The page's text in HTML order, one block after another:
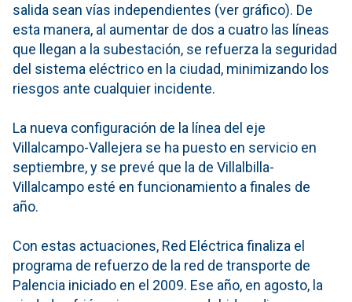
salida sean vías independientes (ver gráfico). De
esta manera, al aumentar de dos a cuatro las líneas
que llegan a la subestación, se refuerza la seguridad
del sistema eléctrico en la ciudad, minimizando los
riesgos ante cualquier incidente.
La nueva configuración de la línea del eje
Villalcampo-Vallejera se ha puesto en servicio en
septiembre, y se prevé que la de Villalbilla-
Villalcampo esté en funcionamiento a finales de
año.
Con estas actuaciones, Red Eléctrica finaliza el
programa de refuerzo de la red de transporte de
Palencia iniciado en el 2009. Ese año, en agosto, la